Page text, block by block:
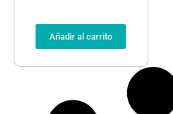
Añadir al carrito